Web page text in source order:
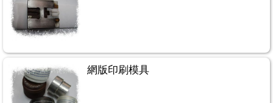
網版印刷模具